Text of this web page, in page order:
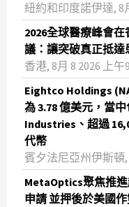
紐約和印度諾伊達, 8
2026全球醫療峰會
議：讓突破真正抵達
香港, 8月 8 2026 上午
Eightco Holdings
為 3.78 億美元，當
Industries、超過
代幣
賓夕法尼亞州伊斯頓,
MetaOptics聚焦推
申請 並押後於美國